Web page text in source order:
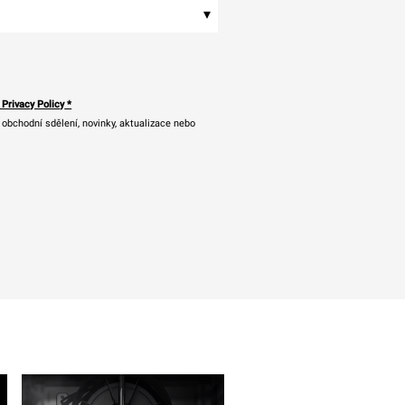
▾
Privacy Policy*
sdělení, novinky, aktualizace nebo